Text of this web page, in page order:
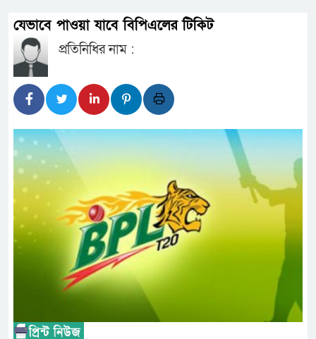
উপদেষ্টা
জনপ্রত্যাশা পূরণে সমঝোতার
নিরাপদ পানি ব্যবস্থাপনা
ডিসেম্বরের মধ্যে কৃষকদের
প্রধানমন্ত্রীর
দু্ই সপ্তাহ পেরিয়ে গেলেও
অনিকের, পুলিশ কমিশনারের হস্তক্ষেপ
যেভাবে পাওয়া যাবে বিপিএলের টিকিট
প্রতিনিধির নাম :